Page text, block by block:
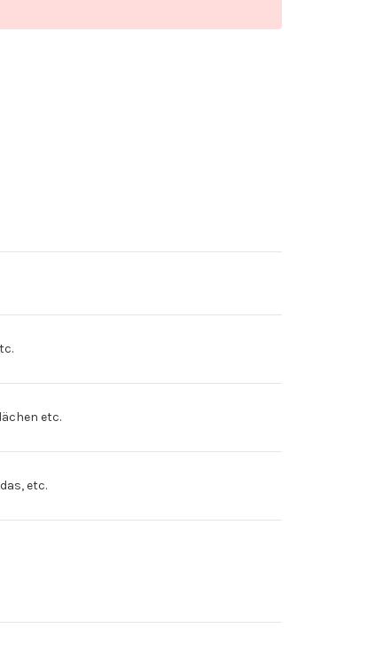
etc.
etc.